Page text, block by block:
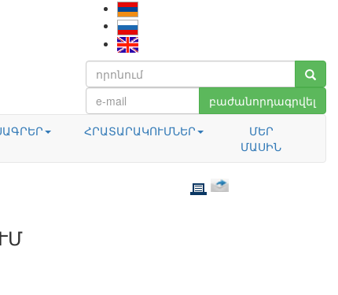
բաժանորդագրվել
ՀՐԱՏԱՐԱԿՈՒՄՆԵՐ
ՄԵՐ
ՄԱՍԻՆ